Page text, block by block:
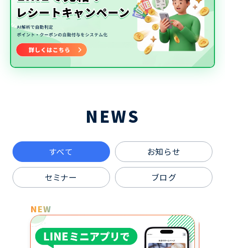
NEWS
すべて お知らせ
セミナー ブログ
NEW